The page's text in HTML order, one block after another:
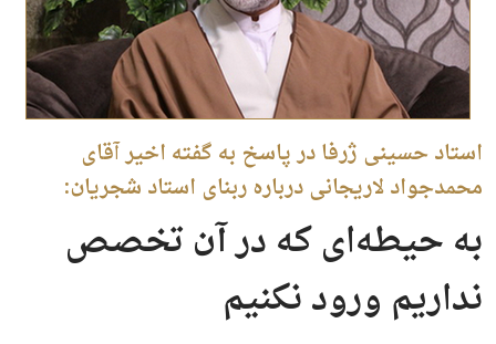
استاد حسینی ژرفا در پاسخ به گفته‌ اخیر آقای
محمدجواد لاریجانی درباره ربنای استاد شجریان:
به حیطه‌ای که در آن تخصص
نداریم ورود نکنیم